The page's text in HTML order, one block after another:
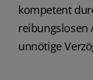
kompetent
reibungslosen
unnötige